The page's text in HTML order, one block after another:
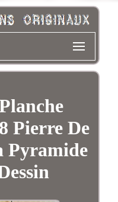
Pierre De
Pyramide